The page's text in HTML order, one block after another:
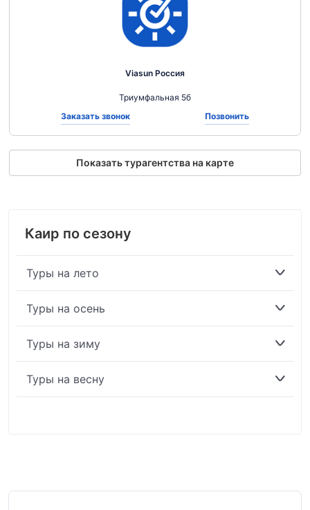
Viasun Россия
Триумфальная 5б
Заказать звонок
Позвонить
Показать турагентства на карте
Каир по сезону
Туры на лето
Туры на осень
Туры на зиму
Туры на весну